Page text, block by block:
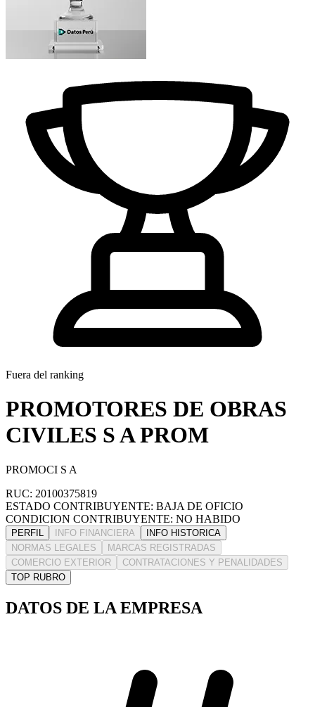
Fuera del ranking
PROMOTORES DE OBRAS
CIVILES S A PROM
PROMOCI S A
RUC: 20100375819
ESTADO CONTRIBUYENTE: BAJA DE OFICIO
CONDICION CONTRIBUYENTE: NO HABIDO
PERFIL INFO FINANCIERA
INFO HISTORICA
NORMAS LEGALES
MARCAS REGISTRADAS
COMERCIO EXTERIOR
CONTRATACIONES Y PENALIDADES
TOP RUBRO
DATOS DE LA EMPRESA